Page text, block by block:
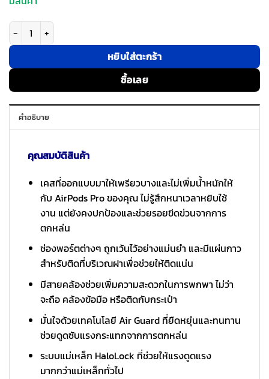
จำนวน ESR รุ่น Orbit Hybrid with HaloLock - เคส AirPods Pro 2/1 - สี
หยิบใส่ตะกร้า
ซื้อเลย
คำอธิบาย
คุณสมบัติสินค้า
เคสที่ออกแบบมาให้เพรียวบางและไม่เพิ่มน้ำหนักให้
กับ AirPods Pro ของคุณ ไม่รู้สึกหนาเวลาหยิบใช้
งาน แต่ยังคงปกป้องและช่วยรอยขีดข่วนจากการ
ตกหล่น
ช่องพอร์ตต่างๆ ถูกเว้นไว้อย่างแม่นยำ และมีแผ่นกาว
สำหรับติดที่บริเวณฝาเพื่อช่วยให้ติดแน่น
มีสายคล้องช่วยเพิ่มความสะดวกในการพกพา ไม่ว่า
จะถือ คล้องข้อมือ หรือติดกับกระเป๋า
มั่นใจด้วยเทคโนโลยี Air Guard ที่ยืดหยุ่นและทนทาน
ช่วยดูดซับแรงกระแทกจากการตกหล่น
ระบบแม่เหล็ก HaloLock ที่ช่วยให้แรงดูดแรง
มากกว่าแม่เหล็กทั่วไป